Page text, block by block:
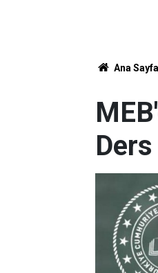
Ana Sayfa
Ders